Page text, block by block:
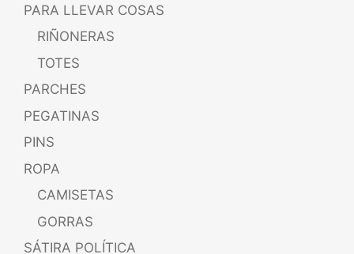
PARA LLEVAR COSAS
RIÑONERAS
TOTES
PARCHES
PEGATINAS
PINS
ROPA
CAMISETAS
GORRAS
SÁTIRA POLÍTICA